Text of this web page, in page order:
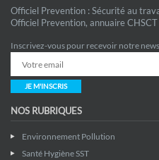
Officiel Prevention : Sécurité au
Officiel Prevention, annuaire CHSCT
Inscrivez-vous pour recevoir notre
JE M'INSCRIS
NOS RUBRIQUES
Environnement Pollution
Santé Hygiène SST